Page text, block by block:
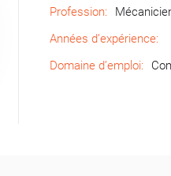
Profession:
Années d’expérience:
Domaine d’emploi: